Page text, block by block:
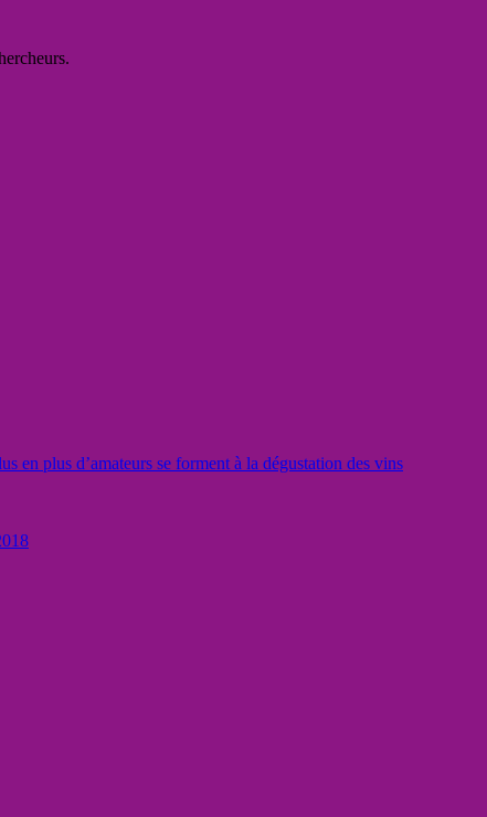
en plus d’amateurs se forment à la dégustation des vins